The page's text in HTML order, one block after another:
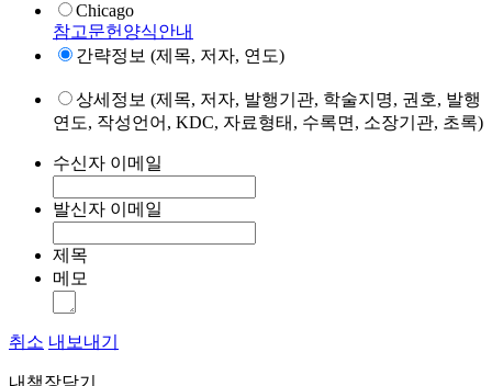
Chicago
참고문헌양식안내
간략정보 (제목, 저자, 연도)
상세정보 (제목, 저자, 발행기관, 학술지명, 권호, 발행
연도, 작성언어, KDC, 자료형태, 수록면, 소장기관, 초록)
수신자 이메일
발신자 이메일
제목
메모
취소 내보내기